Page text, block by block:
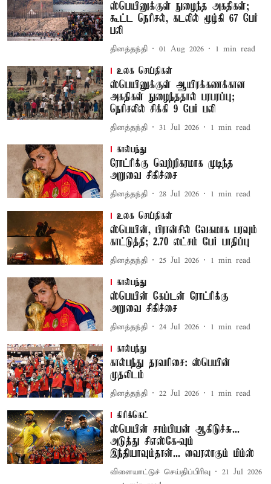
ஸ்பெயினுக்குள் நுழைந்த அகதிகள்;
கூட்ட நெரிசல், கடலில் மூழ்கி 67 பேர்
பலி
தினத்தந்தி 01 Aug 2026 1 min read
உலக செய்திகள்
ஸ்பெயினுக்குள் ஆயிரக்கணக்கான
அகதிகள் நுழைந்ததால் பரபரப்பு;
நெரிசலில் சிக்கி 9 பேர் பலி
தினத்தந்தி 31 Jul 2026 1 min read
கால்பந்து
ரோட்ரிக்கு வெற்றிகரமாக முடிந்த
அறுவை சிகிச்சை
தினத்தந்தி 28 Jul 2026 1 min read
உலக செய்திகள்
ஸ்பெயின், பிரான்சில் வேகமாக பரவும்
காட்டுத்தீ; 2.70 லட்சம் பேர் பாதிப்பு
தினத்தந்தி 25 Jul 2026 1 min read
கால்பந்து
ஸ்பெயின் கேப்டன் ரோட்ரிக்கு
அறுவை சிகிச்சை
தினத்தந்தி 24 Jul 2026 1 min read
கால்பந்து
கால்பந்து தரவரிசை: ஸ்பெயின்
முதலிடம்
தினத்தந்தி 22 Jul 2026 1 min read
கிரிக்கெட்
ஸ்பெயின் சாம்பியன் ஆகிடுச்சு...
அடுத்து சிஎஸ்கே-வும்
இந்தியாவும்தான்... வைரலாகும் மீம்ஸ்
விளையாட்டுச் செய்திப்பிரிவு
21 Jul 2026